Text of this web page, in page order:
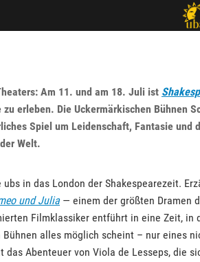
Am 11. und am 18. Juli ist
erleben. Die Uckermärkischen Bühnen
Spiel um Leidenschaft, Fantasie und
Welt.
in das London der Shakespearezeit.
und Julia— einem der größten Dramen
Filmklassiker entführt in eine Zeit, in
alles möglich scheint – nur eines
das Abenteuer von Viola de Lesseps, die